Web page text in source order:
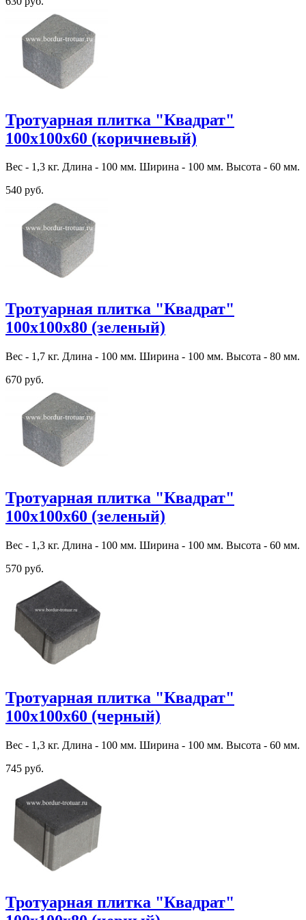
Тротуарная плитка "Квадрат"
100х100х60 (коричневый)
Вес - 1,3 кг. Длина - 100 мм. Ширина - 100 мм. Высота - 60 мм.
540 руб.
Тротуарная плитка "Квадрат"
100х100х80 (зеленый)
Вес - 1,7 кг. Длина - 100 мм. Ширина - 100 мм. Высота - 80 мм.
670 руб.
Тротуарная плитка "Квадрат"
100х100х60 (зеленый)
Вес - 1,3 кг. Длина - 100 мм. Ширина - 100 мм. Высота - 60 мм.
570 руб.
Тротуарная плитка "Квадрат"
100х100х60 (черный)
Вес - 1,3 кг. Длина - 100 мм. Ширина - 100 мм. Высота - 60 мм.
745 руб.
Тротуарная плитка "Квадрат"